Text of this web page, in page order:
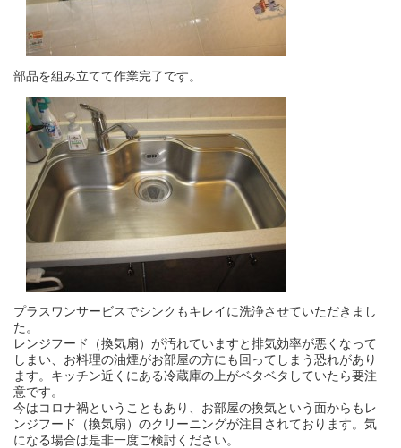
部品を組み立てて作業完了です。
プラスワンサービスでシンクもキレイに洗浄させていただきまし
た。
レンジフード（換気扇）が汚れていますと排気効率が悪くなって
しまい、お料理の油煙がお部屋の方にも回ってしまう恐れがあり
ます。キッチン近くにある冷蔵庫の上がベタベタしていたら要注
意です。
今はコロナ禍ということもあり、お部屋の換気という面からもレ
ンジフード（換気扇）のクリーニングが注目されております。気
になる場合は是非一度ご検討ください。